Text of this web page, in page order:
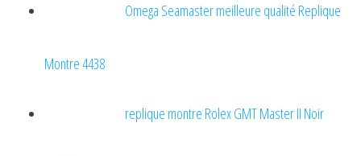
Omega Seamaster meilleure qualité Replique
Montre 4438
replique montre Rolex GMT Master II Noir